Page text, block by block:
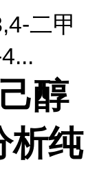
二甲
醇
析纯